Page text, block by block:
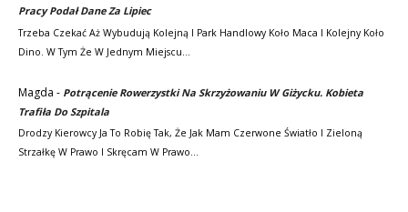
Pracy Podał Dane Za Lipiec
Trzeba Czekać Aż Wybudują Kolejną I Park Handlowy Koło Maca I Kolejny Koło
Dino. W Tym Że W Jednym Miejscu…
Magda - Potrącenie Rowerzystki Na Skrzyżowaniu W Giżycku. Kobieta
Trafiła Do Szpitala
Drodzy Kierowcy Ja To Robię Tak, Że Jak Mam Czerwone Światło I Zieloną
Strzałkę W Prawo I Skręcam W Prawo…